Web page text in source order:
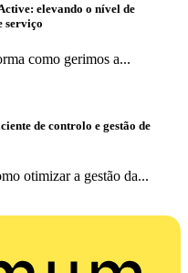
elevando o nível de
serviço
como gerimos a...
de controlo e gestão de
otimizar a gestão da...